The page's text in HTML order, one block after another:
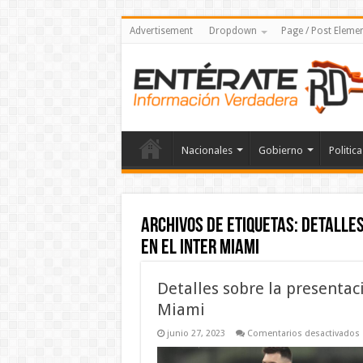
Advertisement Dropdown Page / Post
Nacionales Gobierno Politica
Archivos de etiquetas:
en el Inter Miami
Detalles sobre la
Miami
junio 27, 2023 Comentarios desactivadosen